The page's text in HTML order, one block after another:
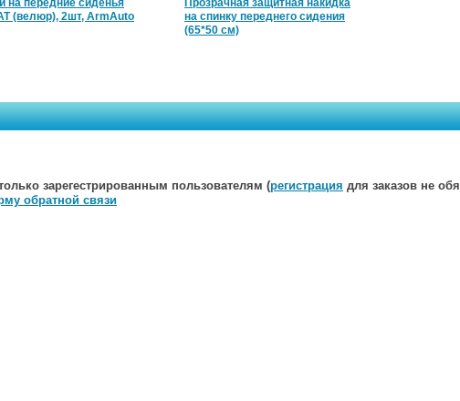
на передние сиденья
(велюр), 2шт, ArmAuto
Прозрачная защитная накидка
на спинку переднего сидения
(65*50 см)
зарегестрированным пользователям (регистрация для заказов не
обратной связи